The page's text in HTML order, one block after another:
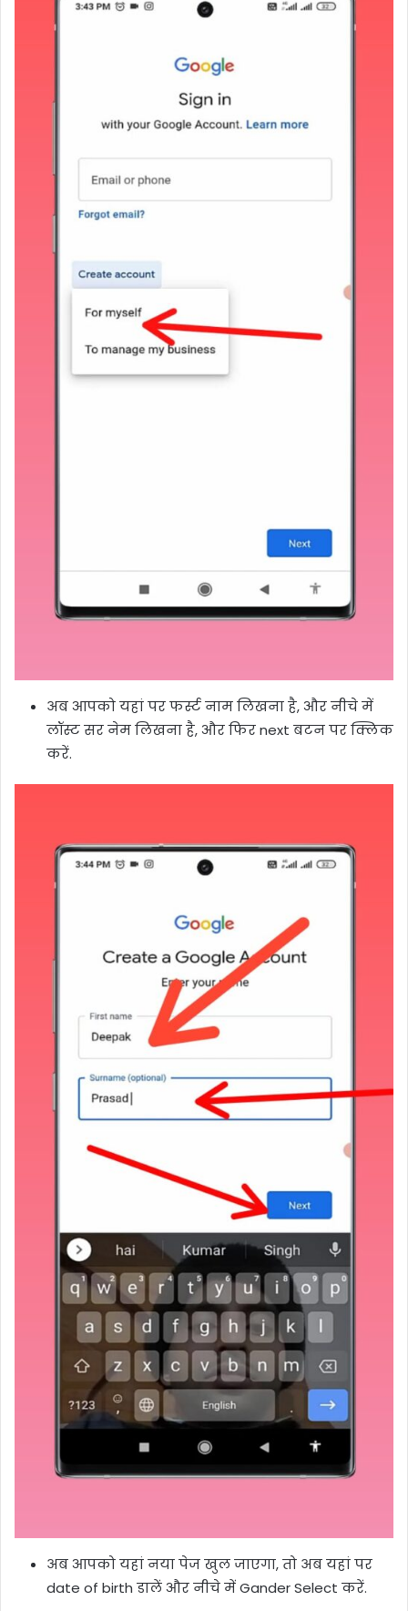
अब आपको यहां पर फर्स्ट नाम लिखना है, और नीचे में
लॉस्ट सर नेम लिखना है, और फिर next बटन पर क्लिक
करें.
अब आपको यहां नया पेज खुल जाएगा, तो अब यहां पर
date of birth डालें और नीचे में Gander Select करें.